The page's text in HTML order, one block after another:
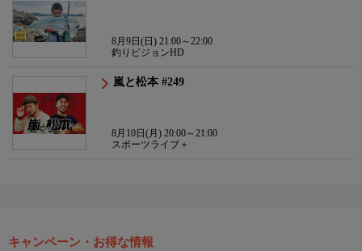
8月9日(日) 21:00～22:00
釣りビジョンHD
嵐と松本 #249
8月10日(月) 20:00～21:00
スポーツライブ＋
キャンペーン・お得な情報